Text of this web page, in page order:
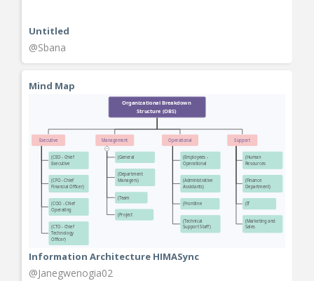
Untitled
@Sbana
Mind Map
Information Architecture HIMASync
@Janegwenogia02